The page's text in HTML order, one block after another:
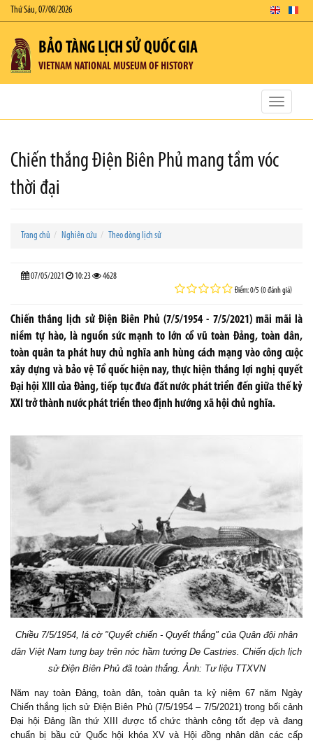
Thứ Sáu, 07/08/2026
BẢO TÀNG LỊCH SỬ QUỐC GIA
VIETNAM NATIONAL MUSEUM OF HISTORY
Toggle
Chiến thắng Điện Biên Phủ mang tầm vóc
thời đại
Trang chủ Nghiên cứu Theo dòng lịch sử
07/05/2021 10:23 4628
Điểm: 0/5 (0 đánh giá)
Chiến thắng lịch sử Điện Biên Phủ (7/5/1954 - 7/5/2021) mãi mãi là
niềm tự hào, là nguồn sức mạnh to lớn cổ vũ toàn Đảng, toàn dân,
toàn quân ta phát huy chủ nghĩa anh hùng cách mạng vào công cuộc
xây dựng và bảo vệ Tổ quốc hiện nay, thực hiện thắng lợi nghị quyết
Đại hội XIII của Đảng, tiếp tục đưa đất nước phát triển đến giữa thế kỷ
XXI trở thành nước phát triển theo định hướng xã hội chủ nghĩa.
Chiều 7/5/1954, lá cờ "Quyết chiến - Quyết thắng" của Quân đội nhân
dân Việt Nam tung bay trên nóc hầm tướng De Castries. Chiến dịch lịch
sử Điện Biên Phủ đã toàn thắng. Ảnh: Tư liệu TTXVN
Năm nay toàn Đảng, toàn dân, toàn quân ta kỷ niệm 67 năm Ngày
Chiến thắng lịch sử Điện Biên Phủ (7/5/1954 – 7/5/2021) trong bối cảnh
Đại hội Đảng lần thứ XIII được tổ chức thành công tốt đẹp và đang
chuẩn bị bầu cử Quốc hội khóa XV và Hội đồng nhân dân các cấp